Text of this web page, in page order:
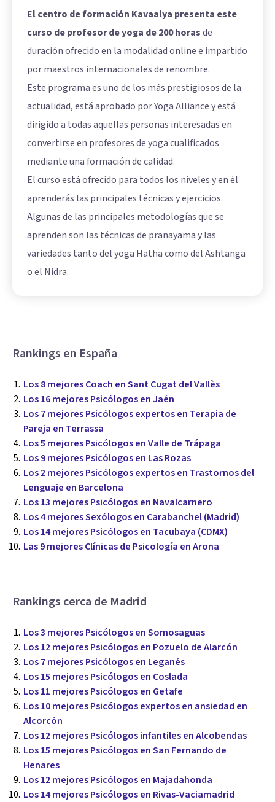
El centro de formación Kavaalya presenta este
curso de profesor de yoga de 200 horasde
duración ofrecido en la modalidad online e impartido
por maestros internacionales de renombre.
Este programa es uno de los más prestigiosos de la
actualidad, está aprobado por Yoga Alliance y está
dirigido a todas aquellas personas interesadas en
convertirse en profesores de yoga cualificados
mediante una formación de calidad.
El curso está ofrecido para todos los niveles y en él
aprenderás las principales técnicas y ejercicios.
Algunas de las principales metodologías que se
aprenden son las técnicas de pranayama y las
variedades tanto del yoga Hatha como del Ashtanga
o el Nidra.
Rankings en España
Los 8 mejores Coach en Sant Cugat del Vallès
Los 16 mejores Psicólogos en Jaén
Los 7 mejores Psicólogos expertos en Terapia de
Pareja en Terrassa
Los 5 mejores Psicólogos en Valle de Trápaga
Los 9 mejores Psicólogos en Las Rozas
Los 2 mejores Psicólogos expertos en Trastornos del
Lenguaje en Barcelona
Los 13 mejores Psicólogos en Navalcarnero
Los 4 mejores Sexólogos en Carabanchel (Madrid)
Los 14 mejores Psicólogos en Tacubaya (CDMX)
Las 9 mejores Clínicas de Psicología en Arona
Rankings cerca de Madrid
Los 3 mejores Psicólogos en Somosaguas
Los 12 mejores Psicólogos en Pozuelo de Alarcón
Los 7 mejores Psicólogos en Leganés
Los 15 mejores Psicólogos en Coslada
Los 11 mejores Psicólogos en Getafe
Los 10 mejores Psicólogos expertos en ansiedad en
Alcorcón
Los 12 mejores Psicólogos infantiles en Alcobendas
Los 15 mejores Psicólogos en San Fernando de
Henares
Los 12 mejores Psicólogos en Majadahonda
Los 14 mejores Psicólogos en Rivas-Vaciamadrid